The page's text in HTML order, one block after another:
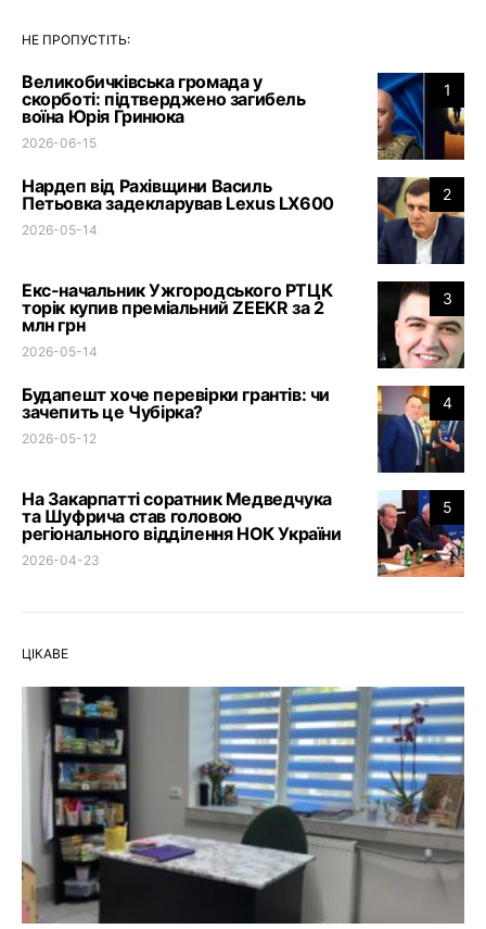
НЕ ПРОПУСТІТЬ:
1
Великобичківська громада у
скорботі: підтверджено загибель
воїна Юрія Гринюка
2026-06-15
2
Нардеп від Рахівщини Василь
Петьовка задекларував Lexus LX600
2026-05-14
3
Екс-начальник Ужгородського РТЦК
торік купив преміальний ZEEKR за 2
млн грн
2026-05-14
4
Будапешт хоче перевірки грантів: чи
зачепить це Чубірка?
2026-05-12
5
На Закарпатті соратник Медведчука
та Шуфрича став головою
регіонального відділення НОК України
2026-04-23
ЦІКАВЕ